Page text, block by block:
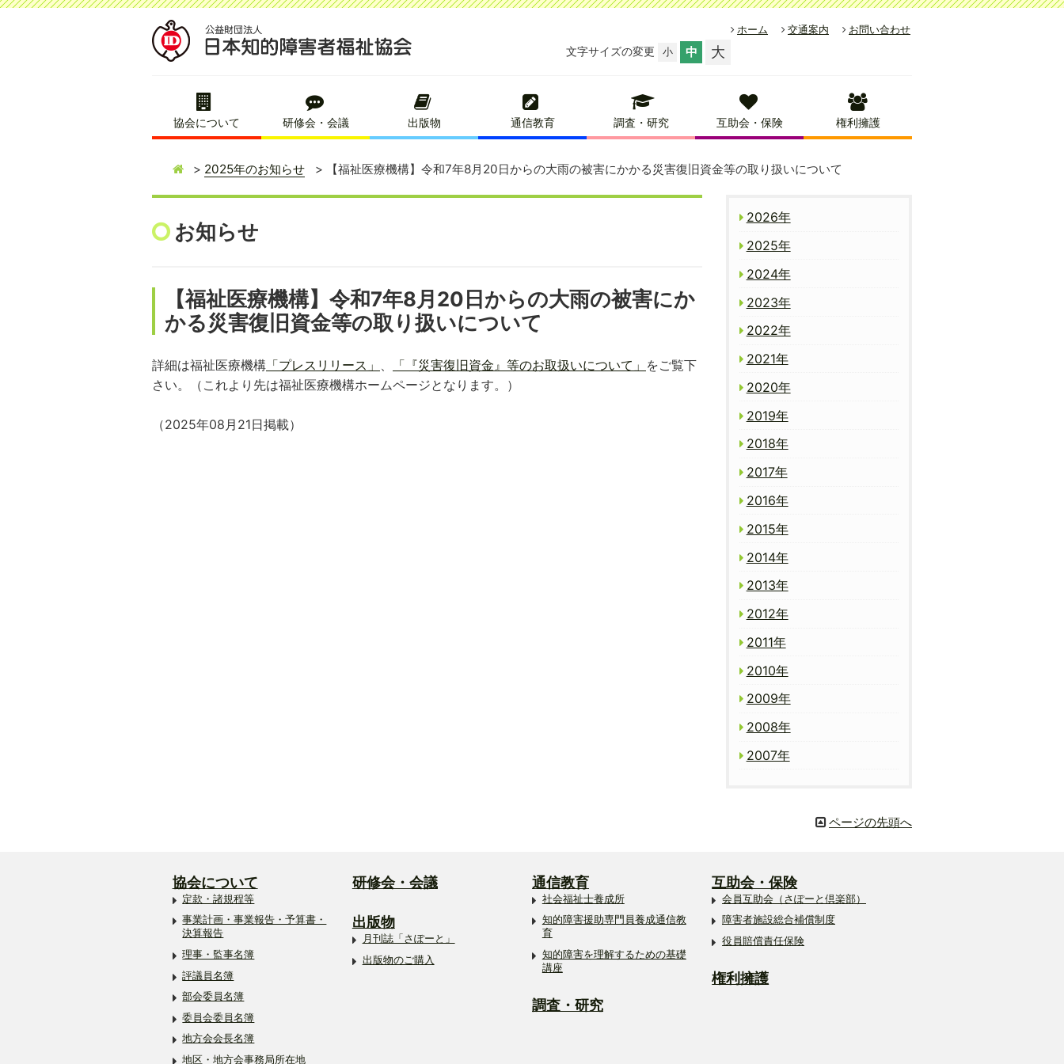
ホーム 交通案内 お問い合わせ
文字サイズの変更 小 中 大
協会について 研修会・会議 出版物 通信教育 調査・研究 互助会・保険 権利擁護
2025年のお知らせ 【福祉医療機構】令和7年8月20日からの大雨の被害にかかる災害復旧資金等の取り扱いについて
お知らせ
【福祉医療機構】令和7年8月20日からの大雨の被害にか
かる災害復旧資金等の取り扱いについて
詳細は福祉医療機構 「プレスリリース」 「『災害復旧資金』等のお取扱いについて」 をご覧下
さい。（これより先は福祉医療機構ホームページとなります。）
（2025年08月21日掲載）
2026年
2025年
2024年
2023年
2022年
2021年
2020年
2019年
2018年
2017年
2016年
2015年
2014年
2013年
2012年
2011年
2010年
2009年
2008年
2007年
ページの先頭へ
協会について
定款・諸規程等
事業計画・事業報告・予算書・
決算報告
理事・監事名簿
評議員名簿
部会委員名簿
委員会委員名簿
地方会会長名簿
地区・地方会事務局所在地
研修会・会議
出版物
月刊誌「さぽーと」
出版物のご購入
通信教育
社会福祉士養成所
知的障害援助専門員養成通信教
育
知的障害を理解するための基礎
講座
調査・研究
互助会・保険
会員互助会（さぽーと倶楽部）
障害者施設総合補償制度
役員賠償責任保険
権利擁護